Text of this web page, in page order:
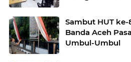
Sambut HUT ke-
Banda Aceh
Umbul-Umbul